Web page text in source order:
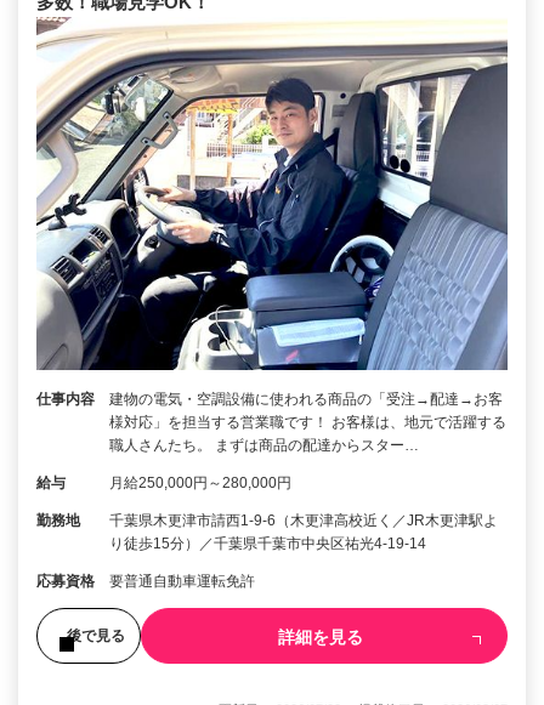
仕事内容
建物の電気・空調設備に使われる商品の「受注→配達→お客
様対応」を担当する営業職です！ お客様は、地元で活躍する
職人さんたち。 まずは商品の配達からスター…
給与 月給250,000円～280,000円
勤務地
千葉県木更津市請西1-9-6（木更津高校近く／JR木更津駅よ
り徒歩15分）／千葉県千葉市中央区祐光4-19-14
応募資格 要普通自動車運転免許
後で見る 詳細を見る